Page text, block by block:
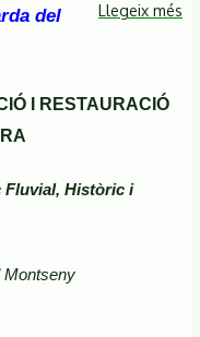
Llegeix més
del
I RESTAURACIÓ
Fluvial, Històric i
Montseny